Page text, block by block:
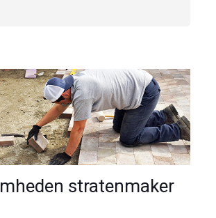
stratenmaker